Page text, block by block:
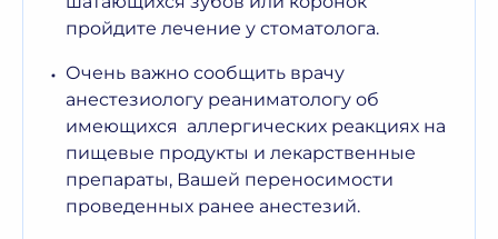
пройдите лечение у стоматолога.
Очень важно сообщить врачу
анестезиологу реаниматологу об
имеющихся аллергических реакциях на
пищевые продукты и лекарственные
препараты, Вашей переносимости
проведенных ранее анестезий.